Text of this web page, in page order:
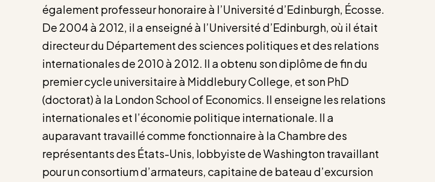
également professeur honoraire à l’Université d’Edinburgh, Écosse.
De 2004 à 2012, il a enseigné à l’Université d’Edinburgh, où il était
directeur du Département des sciences politiques et des relations
internationales de 2010 à 2012. Il a obtenu son diplôme de fin du
premier cycle universitaire à Middlebury College, et son PhD
(doctorat) à la London School of Economics. Il enseigne les relations
internationales et l’économie politique internationale. Il a
auparavant travaillé comme fonctionnaire à la Chambre des
représentants des États-Unis, lobbyiste de Washington travaillant
pour un consortium d’armateurs, capitaine de bateau d’excursion